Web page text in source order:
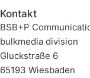
Kontakt
BSB+P
bulkmedia division
Gluckstraße 6
65193 Wiesbaden